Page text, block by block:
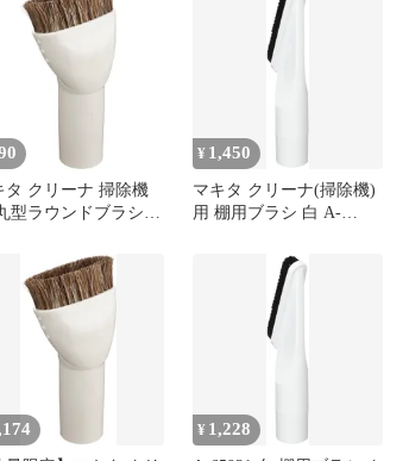
タ クリーナ 掃除機
型ラウンドブラシ
¥ 1,450
マキタ クリーナ(掃除機)
用 棚用ブラシ 白 A-
¥ 1,228